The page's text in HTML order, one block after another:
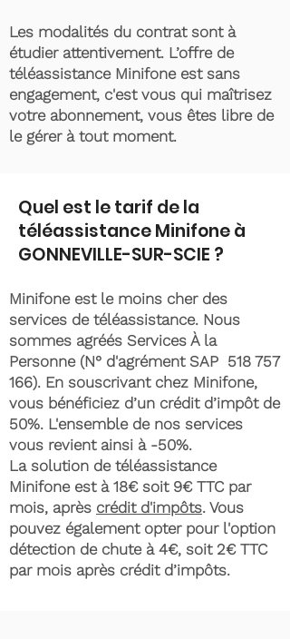
Les modalités du contrat sont à
étudier attentivement. L’offre de
téléassistance Minifone est sans
engagement, c'est vous qui maîtrisez
votre abonnement, vous êtes libre de
le gérer à tout moment.
Quel est le tarif de la
téléassistance Minifone à
GONNEVILLE-SUR-SCIE ?
Minifone est le moins cher des
services de téléassistance. Nous
sommes agréés Services À la
Personne (N° d'agrément SAP 518 757
166). En souscrivant chez Minifone,
vous bénéficiez d’un crédit d’impôt de
50%. L'ensemble de nos services
vous revient ainsi à -50%.
La solution de téléassistance
Minifone est à 18€ soit 9€ TTC par
mois, après crédit d'impôts. Vous
pouvez également opter pour l'option
détection de chute à 4€, soit 2€ TTC
par mois après crédit d’impôts.